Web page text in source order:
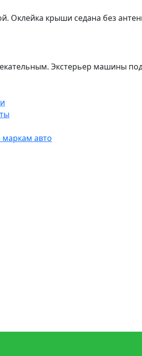
Оклейка крыши седана без
Экстерьер машины
авто